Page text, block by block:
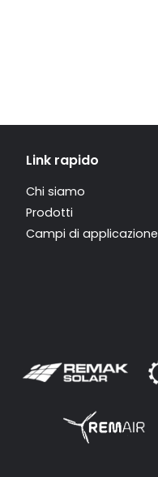
Link rapido
Chi siamo
Prodotti
Campi di applicazione